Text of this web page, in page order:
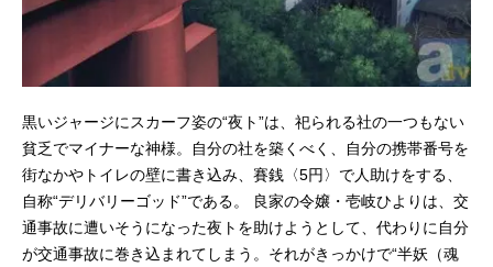
黒いジャージにスカーフ姿の“夜ト”は、祀られる社の一つもない
貧乏でマイナーな神様。自分の社を築くべく、自分の携帯番号を
街なかやトイレの壁に書き込み、賽銭〈5円〉で人助けをする、
自称“デリバリーゴッド”である。 良家の令嬢・壱岐ひよりは、交
通事故に遭いそうになった夜トを助けようとして、代わりに自分
が交通事故に巻き込まれてしまう。それがきっかけで“半妖（魂